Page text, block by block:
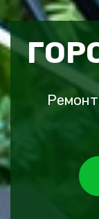
Ремонт